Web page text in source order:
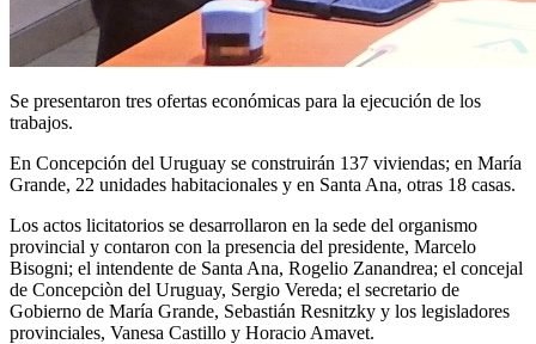
Se presentaron tres ofertas económicas para la ejecución de los
trabajos.
En Concepción del Uruguay se construirán 137 viviendas; en María
Grande, 22 unidades habitacionales y en Santa Ana, otras 18 casas.
Los actos licitatorios se desarrollaron en la sede del organismo
provincial y contaron con la presencia del presidente, Marcelo
Bisogni; el intendente de Santa Ana, Rogelio Zanandrea; el concejal
de Concepciòn del Uruguay, Sergio Vereda; el secretario de
Gobierno de María Grande, Sebastián Resnitzky y los legisladores
provinciales, Vanesa Castillo y Horacio Amavet.